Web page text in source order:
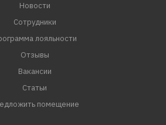
Новости
Сотрудники
лояльности
Отзывы
Вакансии
Статьи
помещение